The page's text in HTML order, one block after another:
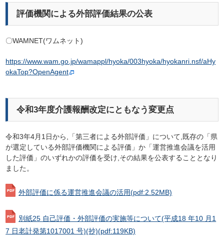
評価機関による外部評価結果の公表
〇WAMNET(ワムネット)
https://www.wam.go.jp/wamappl/hyoka/003hyoka/hyokanri.nsf/aHy
okaTop?OpenAgent
令和3年度介護報酬改定にともなう変更点
令和3年4月1日から,「第三者による外部評価」について,既存の「県
が選定している外部評価機関による評価」か「運営推進会議を活用
した評価」のいずれかの評価を受け,その結果を公表することとなり
ました。
外部評価に係る運営推進会議の活用(pdf:2.52MB)
別紙25 自己評価・外部評価の実施等について(平成18 年10 月1
7 日老計発第1017001 号)(抄)(pdf:119KB)